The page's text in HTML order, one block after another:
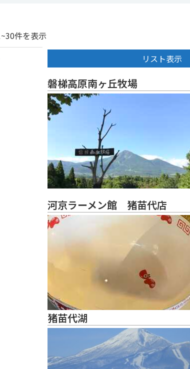
件を表示
リスト表示
磐梯高原南ヶ丘牧場
河京ラーメン館 猪苗代店
猪苗代湖